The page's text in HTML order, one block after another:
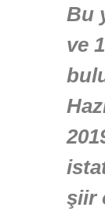
Bu
ve
şiir